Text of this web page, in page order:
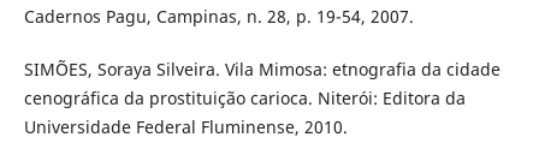
Cadernos Pagu, Campinas, n. 28, p. 19-54, 2007.
SIMÕES, Soraya Silveira. Vila Mimosa: etnografia da cidade
cenográfica da prostituição carioca. Niterói: Editora da
Universidade Federal Fluminense, 2010.